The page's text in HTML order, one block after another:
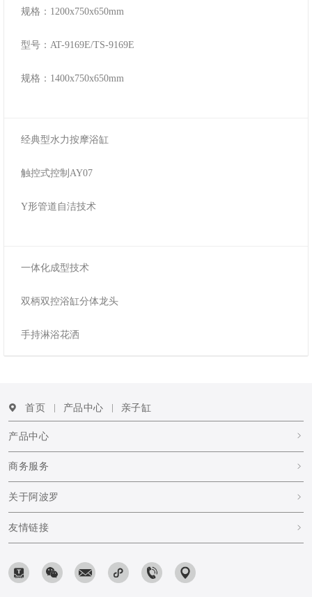
规格：1200x750x650mm
型号：AT-9169E/TS-9169E
规格：1400x750x650mm
经典型水力按摩浴缸
触控式控制AY07
Y形管道自洁技术
一体化成型技术
双柄双控浴缸分体龙头
手持淋浴花洒
首页 产品中心 亲子缸
产品中心
商务服务
关于阿波罗
友情链接